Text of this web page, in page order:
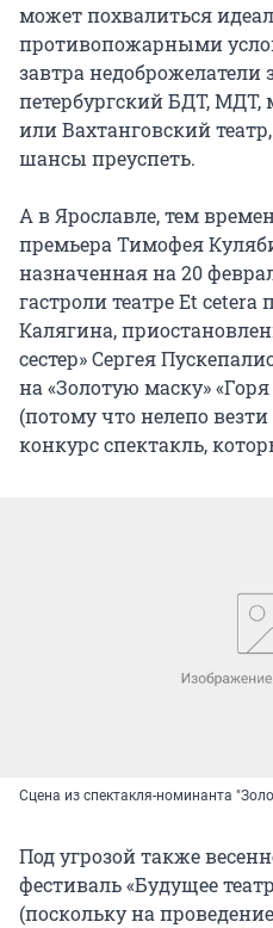
может похвалиться
противопожарными
завтра недоброжелатели
петербургский БДТ, МДТ,
или Вахтанговский
шансы преуспеть.
А в Ярославле, тем
премьера Тимофея
назначенная на 20
гастроли театре Et cetera
Калягина,
сестер» Сергея
на «Золотую маску»
(потому что нелепо
конкурс спектакль,
Сцена из спектакля-номинанта
Под угрозой также
фестиваль «Будущее
(поскольку на